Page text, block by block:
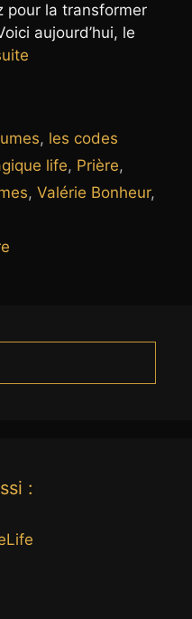
pour la transformer
aujourd’hui, le
, les codes
life, Prière,
, Valérie Bonheur,
: